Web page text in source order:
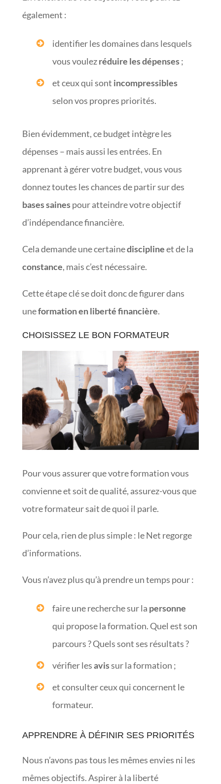
également :
identifier les domaines dans lesquels
vous voulezréduire les dépenses;
et ceux qui sont incompressibles
selon vos propres priorités.
Bien évidemment, ce budget intègre les
dépenses – mais aussi les entrées. En
apprenant à gérer votre budget, vous vous
donnez toutes les chances de partir sur des
bases sainespour atteindre votre objectif
d’indépendance financière.
Cela demande une certainedisciplineet de la
constance, mais c’est nécessaire.
Cette étape clé se doit donc de figurer dans
uneformation en liberté financière.
CHOISISSEZ LE BON FORMATEUR
Pour vous assurer que votre formation vous
convienne et soit de qualité, assurez-vous que
votre formateur sait de quoi il parle.
Pour cela, rien de plus simple : le Net regorge
d’informations.
Vous n’avez plus qu’à prendre un temps pour :
faire une recherche sur la personne
qui propose la formation. Quel est son
parcours ? Quels sont ses résultats ?
vérifier lesavissur la formation ;
et consulter ceux qui concernent le
formateur.
APPRENDRE À DÉFINIR SES PRIORITÉS
Nous n’avons pas tous les mêmes envies ni les
mêmes objectifs. Aspirer à la liberté